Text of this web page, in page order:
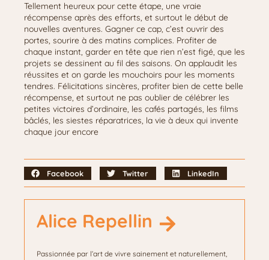
Tellement heureux pour cette étape, une vraie
récompense après des efforts, et surtout le début de
nouvelles aventures. Gagner ce cap, c’est ouvrir des
portes, sourire à des matins complices. Profiter de
chaque instant, garder en tête que rien n’est figé, que les
projets se dessinent au fil des saisons. On applaudit les
réussites et on garde les mouchoirs pour les moments
tendres. Félicitations sincères, profiter bien de cette belle
récompense, et surtout ne pas oublier de célébrer les
petites victoires d’ordinaire, les cafés partagés, les films
bâclés, les siestes réparatrices, la vie à deux qui invente
chaque jour encore
Facebook Twitter LinkedIn
Alice Repellin
Passionnée par l’art de vivre sainement et naturellement,